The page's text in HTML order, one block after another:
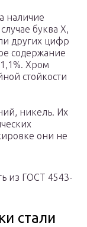
наличие
буква Х,
других цифр
содержание
Хром
стойкости
никель. Их
они не
из ГОСТ 4543-
стали